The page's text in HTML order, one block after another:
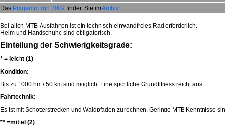
Das Progamm von 2009 finden Sie imArchiv
Bei allen MTB-Ausfahrten ist ein technisch einwandfreies Rad erforderlich.
Helm und Handschuhe sind obligatorisch.
Einteilung der Schwierigkeitsgrade:
* = leicht (1)
Kondition:
Bis zu 1000 hm / 50 km sind möglich. Eine sportliche Grundfitness reicht aus.
Fahrtechnik:
Es ist mit Schotterstrecken und Waldpfaden zu rechnen. Geringe MTB Kenntnisse
** =mittel (2)